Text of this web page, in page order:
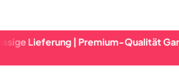
| Premium-Qualität Garantiert |